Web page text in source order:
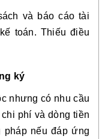
và báo cáo tài
toán. Thiếu điều
ký
nhưng có nhu cầu
phí và dòng tiền
pháp nếu đáp ứng